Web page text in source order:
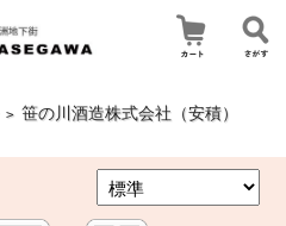
> 笹の川酒造株式会社（安積）